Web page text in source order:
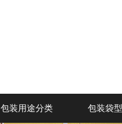
包装用途分类 包装袋型